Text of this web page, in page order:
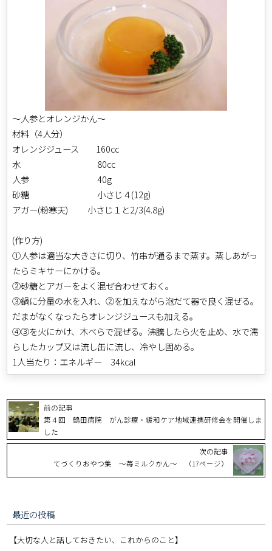
～人参とオレンジかん～
材料（4人分）
オレンジジュース 160cc
水 80cc
人参 40g
砂糖 小さじ４(12g)
アガー(粉寒天) 小さじ１と2/3(4.8g)
(作り方)
①人参は適当な大きさに切り、竹串が通るまで蒸す。蒸しあがっ
たらミキサーにかける。
②砂糖とアガーをよく混ぜ合わせておく。
③鍋に分量の水を入れ、②を加えながら泡だて器で良く混ぜる。
だまがなくなったらオレンジジュースも加える。
④③を火にかけ、木べらで混ぜる。沸騰したら火を止め、水で濡
らしたカップ又は流し缶に流し、冷やし固める。
1人当たり：エネルギー 34kcal
前の記事
第４回 鶴田病院 がん診療・緩和ケア地域連携研修会を開催しま
した
次の記事
てづくりおやつ集 ～苺ミルクかん～ （17ページ）
最近の投稿
【大切な人と話しておきたい、これからのこと】